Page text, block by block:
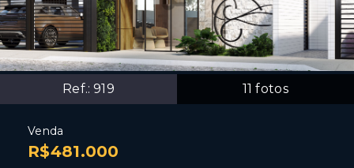
Ref.:919 11 fotos
Venda
R$481.000